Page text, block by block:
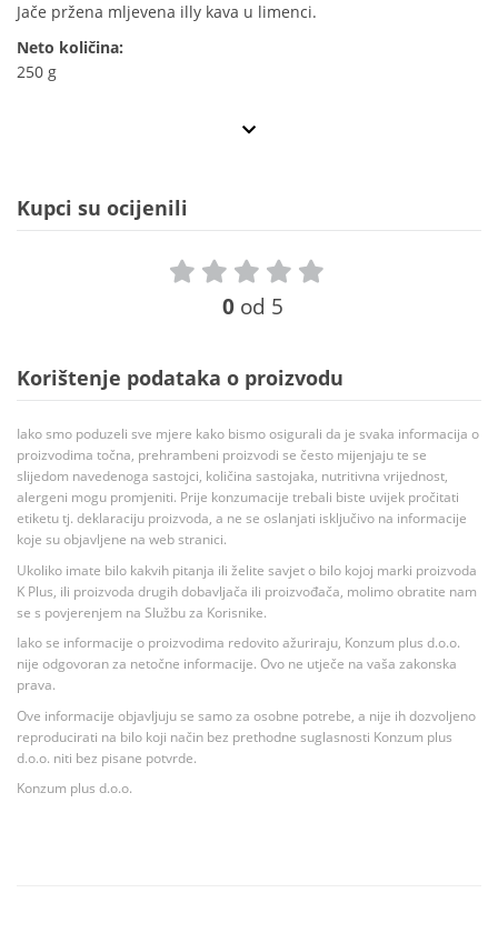
Jače pržena mljevena illy kava u limenci.
Neto količina:
250 g
Kupci su ocijenili
0 od 5
Korištenje podataka o proizvodu
Iako smo poduzeli sve mjere kako bismo osigurali da je svaka informacija o
proizvodima točna, prehrambeni proizvodi se često mijenjaju te se
slijedom navedenoga sastojci, količina sastojaka, nutritivna vrijednost,
alergeni mogu promjeniti. Prije konzumacije trebali biste uvijek pročitati
etiketu tj. deklaraciju proizvoda, a ne se oslanjati isključivo na informacije
koje su objavljene na web stranici.
Ukoliko imate bilo kakvih pitanja ili želite savjet o bilo kojoj marki proizvoda
K Plus, ili proizvoda drugih dobavljača ili proizvođača, molimo obratite nam
se s povjerenjem na Službu za Korisnike.
Iako se informacije o proizvodima redovito ažuriraju, Konzum plus d.o.o.
nije odgovoran za netočne informacije. Ovo ne utječe na vaša zakonska
prava.
Ove informacije objavljuju se samo za osobne potrebe, a nije ih dozvoljeno
reproducirati na bilo koji način bez prethodne suglasnosti Konzum plus
d.o.o. niti bez pisane potvrde.
Konzum plus d.o.o.